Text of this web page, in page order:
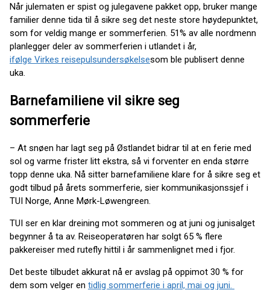
Når julematen er spist og julegavene pakket opp, bruker mange
familier denne tida til å sikre seg det neste store høydepunktet,
som for veldig mange er sommerferien. 51% av alle nordmenn
planlegger deler av sommerferien i utlandet i år,
ifølge Virkes reisepulsundersøkelsesom ble publisert denne
uka.
Barnefamiliene vil sikre seg
sommerferie
– At snøen har lagt seg på Østlandet bidrar til at en ferie med
sol og varme frister litt ekstra, så vi forventer en enda større
topp denne uka. Nå sitter barnefamiliene klare for å sikre seg et
godt tilbud på årets sommerferie, sier kommunikasjonssjef i
TUI Norge, Anne Mørk-Løwengreen.
TUI ser en klar dreining mot sommeren og at juni og junisalget
begynner å ta av. Reiseoperatøren har solgt 65 % flere
pakkereiser med rutefly hittil i år sammenlignet med i fjor.
Det beste tilbudet akkurat nå er avslag på oppimot 30 % for
dem som velger en tidlig sommerferie i april, mai og juni.